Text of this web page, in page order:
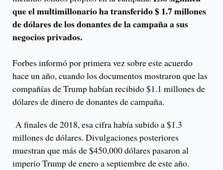
que el multimillonario ha transferido $ 1.7 millones
de dólares de los donantes de la campaña a sus
negocios privados.
Forbes informó por primera vez sobre este acuerdo
hace un año, cuando los documentos mostraron que las
compañías de Trump habían recibido $1.1 millones de
dólares de dinero de donantes de campaña.
A finales de 2018, esa cifra había subido a $1.3
millones de dólares. Divulgaciones posteriores
muestran que más de $450,000 dólares pasaron al
imperio Trump de enero a septiembre de este año.